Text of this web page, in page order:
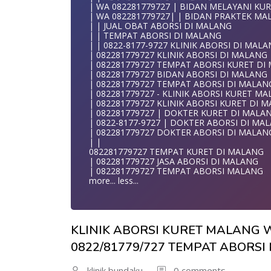
| WA 082281779727 | BIDAN MELAYANI
| WA 082281779727| | BIDAN PRAKTEK
| | JUAL OBAT ABORSI DI MALANG
| | TEMPAT ABORSI DI MALANG
| | 0822-8177-9727 KLINIK ABORSI DI
| 082281779727 KLINIK ABORSI DI MALANG
| 082281779727 TEMPAT ABORSI KURET DI
| 082281779727 BIDAN ABORSI DI MALANG
| 082281779727 TEMPAT ABORSI DI
| 082281779727 - KLINIK ABORSI KURET
| 082281779727 KLINIK ABORSI KURET DI
| 082281779727 | DOKTER KURET DI
| 0822-8177-9727 | DOKTER ABORSI DI
| 082281779727 DOKTER ABORSI DI
| |
082281779727 TEMPAT KURET DI MALANG
| 082281779727 JASA ABORSI DI MALANG
| 082281779727 TEMPAT ABORSI MALANG
more... less...
KLINIK ABORSI KURET MALANG
0822/81779/727 TEMPAT
WA 082281779727 TEMPAT KURET DI
WA 082281779727 JASA ABORSI DI MALANG
| WA 082-281-779-727 KURET AMAN WA
| WA 082-281-779-727 LOKASI ABORSI DI
082-281-779-727 ABORSI AMAN DI MALANG
| WA 082281779727 BIDAN MELAYANI
WA 082281779727 BIDAN PRAKTEK MALANG
| KLINIK ABORSI MALANG
WA 082281779727 TEMPAT ABORSI DI
| 082281779727 KLINIK ABORSI MALANG
| WA 0822-8177-9727 DOKTER ABORSI DI
| WA 082*2817797*27 BIDAN ABORSI DI
| WA 0822*81779*727 KLINIK KURET DI
WA 082281779727 KURET AMAN | WA
| WA 0822/81779/727 TEMPAT ABORSI
| WA 082/281779/727 KLINIK ABORSI KURET
| WA 082281779727 DOKTER KURET DI
WA 082281779727 DOKTER ABORSI DI
| WA 08228*1779*727 TEMPAT KURET DI
| | WA 082281779727 | | LOKASI ABORSI DI
| WA 082281779727 TEMPAT KURET
WA 082281779727 BIDAN MELAYANI KURET
| WA 082281779727BIDAN PRAKTEK
| TEMPAT ABORSI DI MALANG